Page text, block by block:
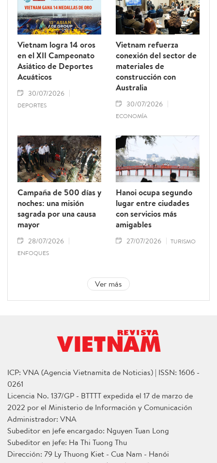
Vietnam logra 14 oros
en el XII Campeonato
Asiático de Deportes
Acuáticos
30/07/2026
DEPORTES
Vietnam refuerza
conexión del sector de
materiales de
construcción con
Australia
30/07/2026
ECONOMÍA
Campaña de 500 días y
noches: una misión
sagrada por una causa
mayor
28/07/2026
ENFOQUES
Hanoi ocupa segundo
lugar entre ciudades
con servicios más
amigables
27/07/2026 TURISMO
Ver más
ICP: VNA (Agencia Vietnamita de Noticias) | ISSN: 1606 -
0261
Licencia No. 137/GP - BTTTT expedida el 17 de marzo de
2022 por el Ministerio de Información y Comunicación
Administrador: VNA
Subeditor en jefe encargado: Nguyen Tuan Long
Subeditor en jefe: Ha Thi Tuong Thu
Dirección: 79 Ly Thuong Kiet - Cua Nam - Hanói